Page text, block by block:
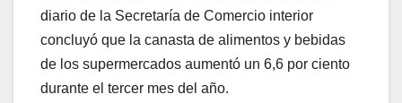
diario de la Secretaría de Comercio interior
concluyó que la canasta de alimentos y bebidas
de los supermercados aumentó un 6,6 por ciento
durante el tercer mes del año.